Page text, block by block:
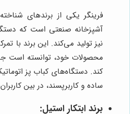
فرینگر یکی از برندهای
آشپزخانه صنعتی است که
نیز تولید می‌کند. این برند با
محصولات خود، توانسته است
کند. دستگاه‌های کباب پز
ساده و کاربرپسند، در بین
برند ابتکار استیل: